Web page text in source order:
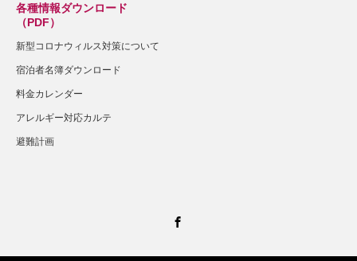
各種情報ダウンロード
（PDF）
新型コロナウィルス対策について
宿泊者名簿ダウンロード
料金カレンダー
アレルギー対応カルテ
避難計画